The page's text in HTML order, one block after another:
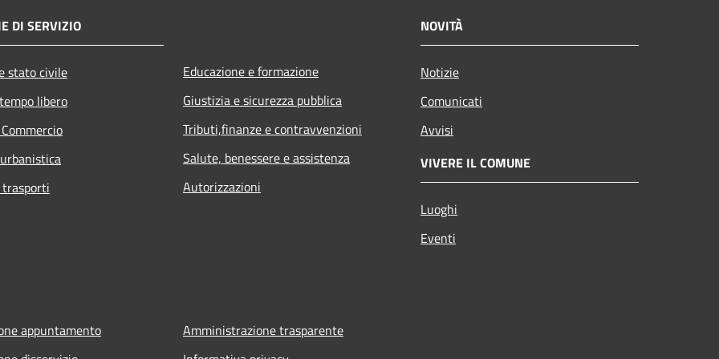
DI SERVIZIO
stato civile
libero
Educazione e formazione
Giustizia e sicurezza pubblica
Tributi,finanze e contravvenzioni
Salute, benessere e assistenza
Autorizzazioni
NOVITÀ
Notizie
Comunicati
Avvisi
VIVERE IL COMUNE
Luoghi
Eventi
appuntamento
Amministrazione trasparente